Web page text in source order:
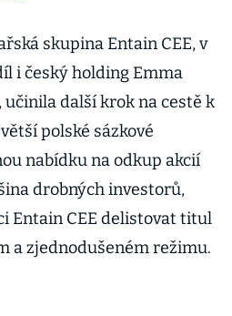
skupina Entain CEE, v
i český holding Emma
učinila další krok na cestě k
polské sázkové
nabídku na odkup akcií
drobných investorů,
Entain CEE delistovat titul
a zjednodušeném režimu.